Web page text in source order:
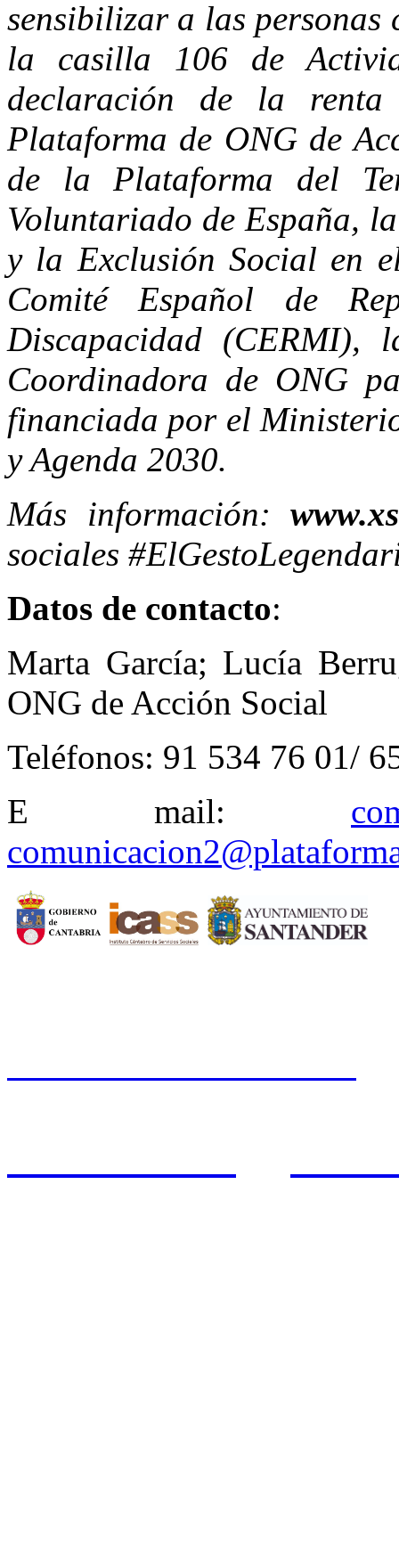
sensibilizar a las personas
la casilla 106 de
declaración de la
Plataforma de ONG de
de la Plataforma del
Voluntariado de España,
y la Exclusión Social en
Comité Español de
Discapacidad
Coordinadora de ONG
financiada por el
y Agenda 2030.
Más información:
sociales
Datos de contacto:
Marta García; Lucía
ONG de Acción Social
Teléfonos: 91 534 76 01/
E mail: